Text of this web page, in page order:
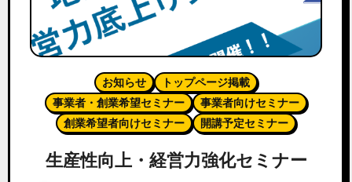
お知らせ
トップページ掲載
事業者・創業希望セミナー
事業者向けセミナー
創業希望者向けセミナー
開講予定セミナー
生産性向上・経営力強化セミナー